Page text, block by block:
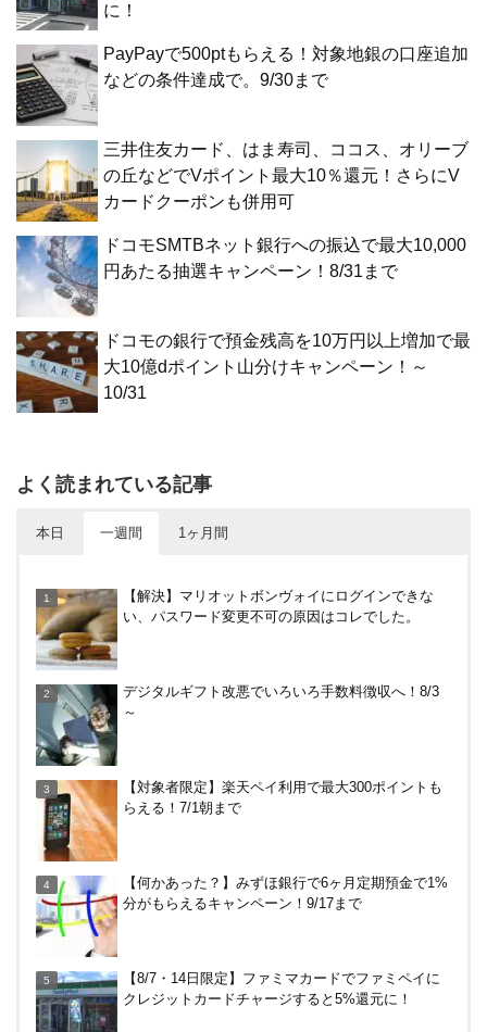
に！
PayPayで500ptもらえる！対象地銀の口座追加
などの条件達成で。9/30まで
三井住友カード、はま寿司、ココス、オリーブ
の丘などでVポイント最大10％還元！さらにV
カードクーポンも併用可
ドコモSMTBネット銀行への振込で最大10,000
円あたる抽選キャンペーン！8/31まで
ドコモの銀行で預金残高を10万円以上増加で最
大10億dポイント山分けキャンペーン！～
10/31
よく読まれている記事
本日 一週間 1ヶ月間
分がもらえるキャンペーン！9/17まで
り場やメリット・デメリットを解説
け4％増量！Yahoo!ふるさと納税で使おう
ド！
や違約金は？
【解決】マリオットボンヴォイにログインできな
い、パスワード変更不可の原因はコレでした。
デジタルギフト改悪でいろいろ手数料徴収へ！8/3
～
【対象者限定】楽天ペイ利用で最大300ポイントも
らえる！7/1朝まで
【何かあった？】みずほ銀行で6ヶ月定期預金で1%
分がもらえるキャンペーン！9/17まで
【8/7・14日限定】ファミマカードでファミペイに
クレジットカードチャージすると5%還元に！